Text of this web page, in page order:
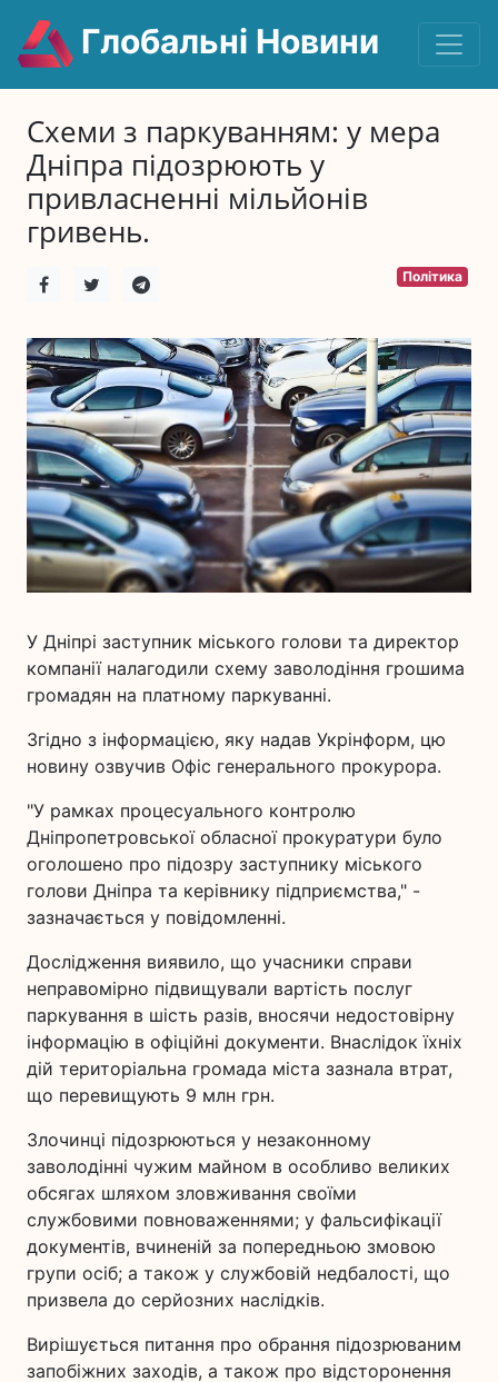
Глобальні Новини
Схеми з паркуванням: у мера
Дніпра підозрюють у
привласненні мільйонів
гривень.
Політика
У Дніпрі заступник міського голови та директор
компанії налагодили схему заволодіння грошима
громадян на платному паркуванні.
Згідно з інформацією, яку надав Укрінформ, цю
новину озвучив Офіс генерального прокурора.
"У рамках процесуального контролю
Дніпропетровської обласної прокуратури було
оголошено про підозру заступнику міського
голови Дніпра та керівнику підприємства," -
зазначається у повідомленні.
Дослідження виявило, що учасники справи
неправомірно підвищували вартість послуг
паркування в шість разів, вносячи недостовірну
інформацію в офіційні документи. Внаслідок їхніх
дій територіальна громада міста зазнала втрат,
що перевищують 9 млн грн.
Злочинці підозрюються у незаконному
заволодінні чужим майном в особливо великих
обсягах шляхом зловживання своїми
службовими повноваженнями; у фальсифікації
документів, вчиненій за попередньою змовою
групи осіб; а також у службовій недбалості, що
призвела до серйозних наслідків.
Вирішується питання про обрання підозрюваним
запобіжних заходів, а також про відсторонення